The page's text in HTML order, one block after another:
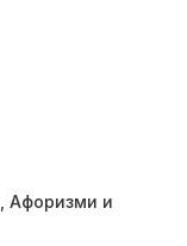
Афоризми и